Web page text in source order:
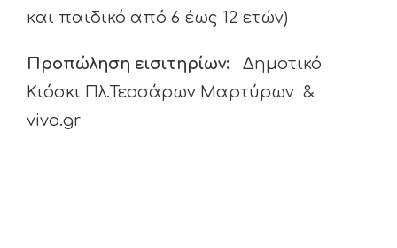
και παιδικό από 6 έως 12 ετών)
Προπώληση εισιτηρίων:
Δημοτικό
Κιόσκι Πλ.Τεσσάρων Μαρτύρων &
viva.gr